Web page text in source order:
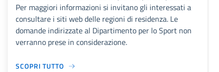
Per maggiori informazioni si invitano gli interessati a
consultare i siti web delle regioni di residenza. Le
domande indirizzate al Dipartimento per lo Sport non
verranno prese in considerazione.
SCOPRI TUTTO